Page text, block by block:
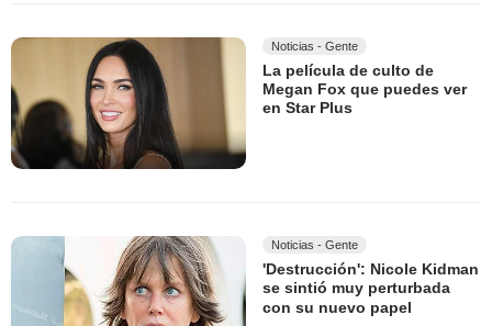
Noticias - Gente
La película de culto de
Megan Fox que puedes ver
en Star Plus
Noticias - Gente
'Destrucción': Nicole Kidman
se sintió muy perturbada
con su nuevo papel